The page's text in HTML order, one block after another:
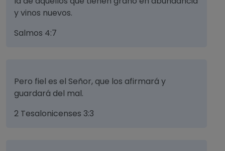
y vinos nuevos.
Salmos 4:7
Pero fiel es el Señor, que los afirmará y
guardará del mal.
2 Tesalonicenses 3:3